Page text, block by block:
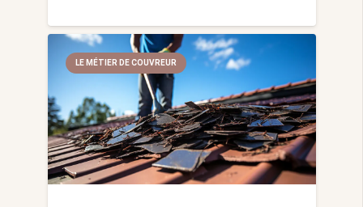
LE MÉTIER DE COUVREUR